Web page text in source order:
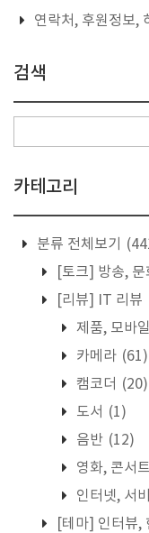
연락처, 후원정보,
검색
카테고리
분류 전체보기
[토크] 방송, 문
[리뷰] IT 리뷰
제품, 모바일
카메라 (61)
캠코더 (20)
도서 (1)
음반 (12)
영화, 콘서트
인터넷, 서
[테마] 인터뷰,